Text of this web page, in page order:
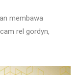
membawa
rel gordyn,